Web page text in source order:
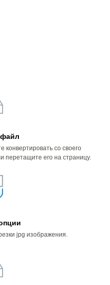
файл
со своего
перетащите его на страницу.
jpg изображения.